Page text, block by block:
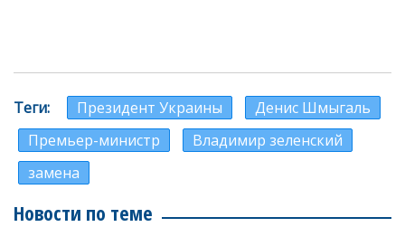
Теги Президент Украины
Денис Шмыгаль
Премьер-министр
Владимир зеленский
замена
Новости по теме